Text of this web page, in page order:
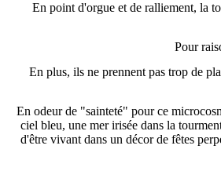
En point d'orgue et de ralliement, la
Pour
En plus, ils ne prennent pas trop de
En odeur de "sainteté" pour ce
ciel bleu, une mer irisée dans la
d'être vivant dans un décor de fêtes